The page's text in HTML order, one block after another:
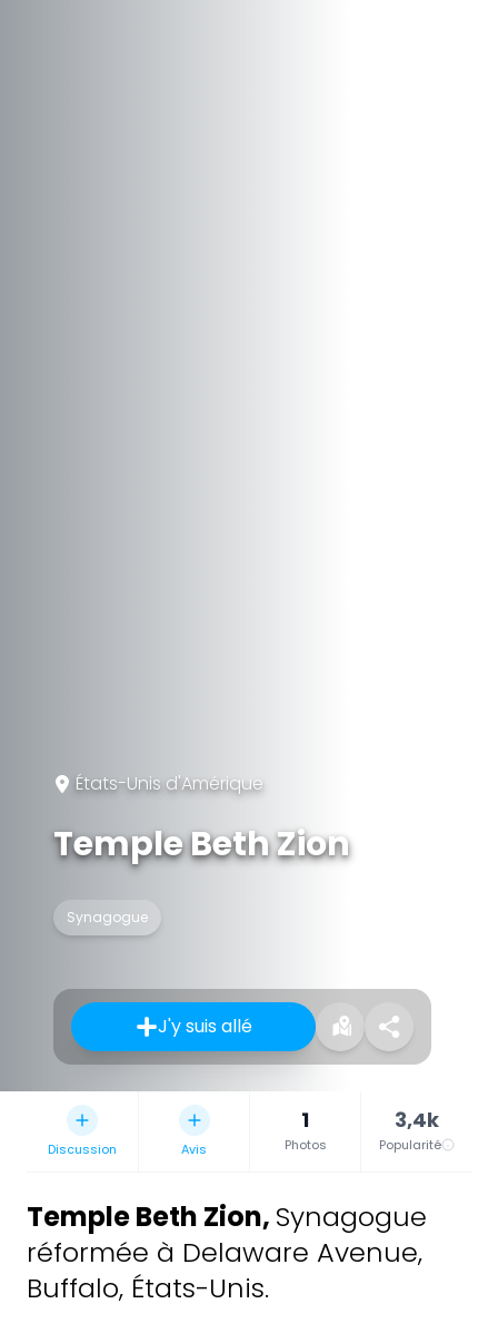
États-Unis d'Amérique
Temple Beth Zion
Synagogue
J'y suis allé
Discussion Avis
1
Photos
3,4k
Popularité
Temple Beth Zion, Synagogue
réformée à Delaware Avenue,
Buffalo, États-Unis.